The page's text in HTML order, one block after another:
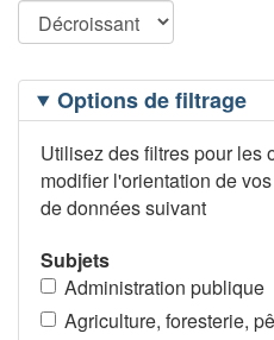
Filtrage
desOptions de filtrage
Utilisez des filtres pour les
modifier l'orientation de
de données suivant
Subjets
Administration publique
Agriculture, foresterie,